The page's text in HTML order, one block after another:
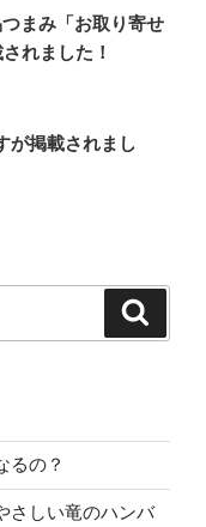
まみ「お取り寄せ
れました！
が掲載されまし
るの？
さしい竜のハンバ